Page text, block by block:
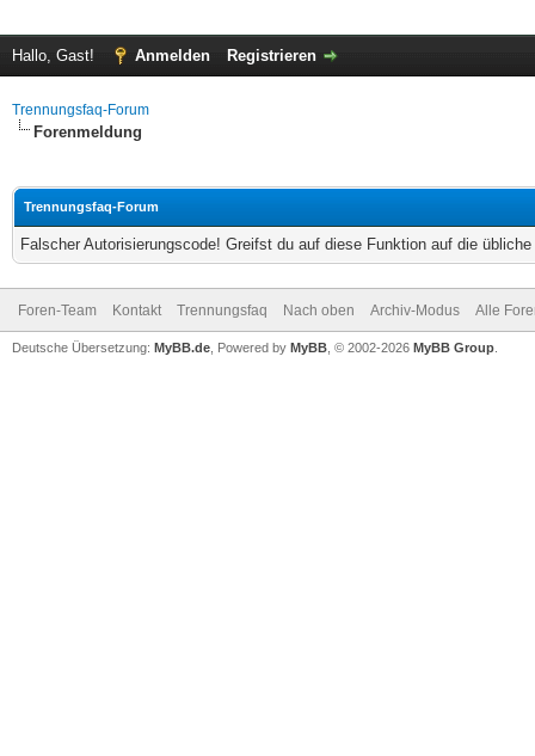
Hallo, Gast! Anmelden Registrieren
Trennungsfaq-Forum
Forenmeldung
Trennungsfaq-Forum
Falscher Autorisierungscode! Greifst du auf diese Funktion auf die
Foren-Team Kontakt Trennungsfaq Nach oben Archiv-Modus Alle
Deutsche Übersetzung: MyBB.de , Powered by MyBB , © 2002-2026 MyBB Group